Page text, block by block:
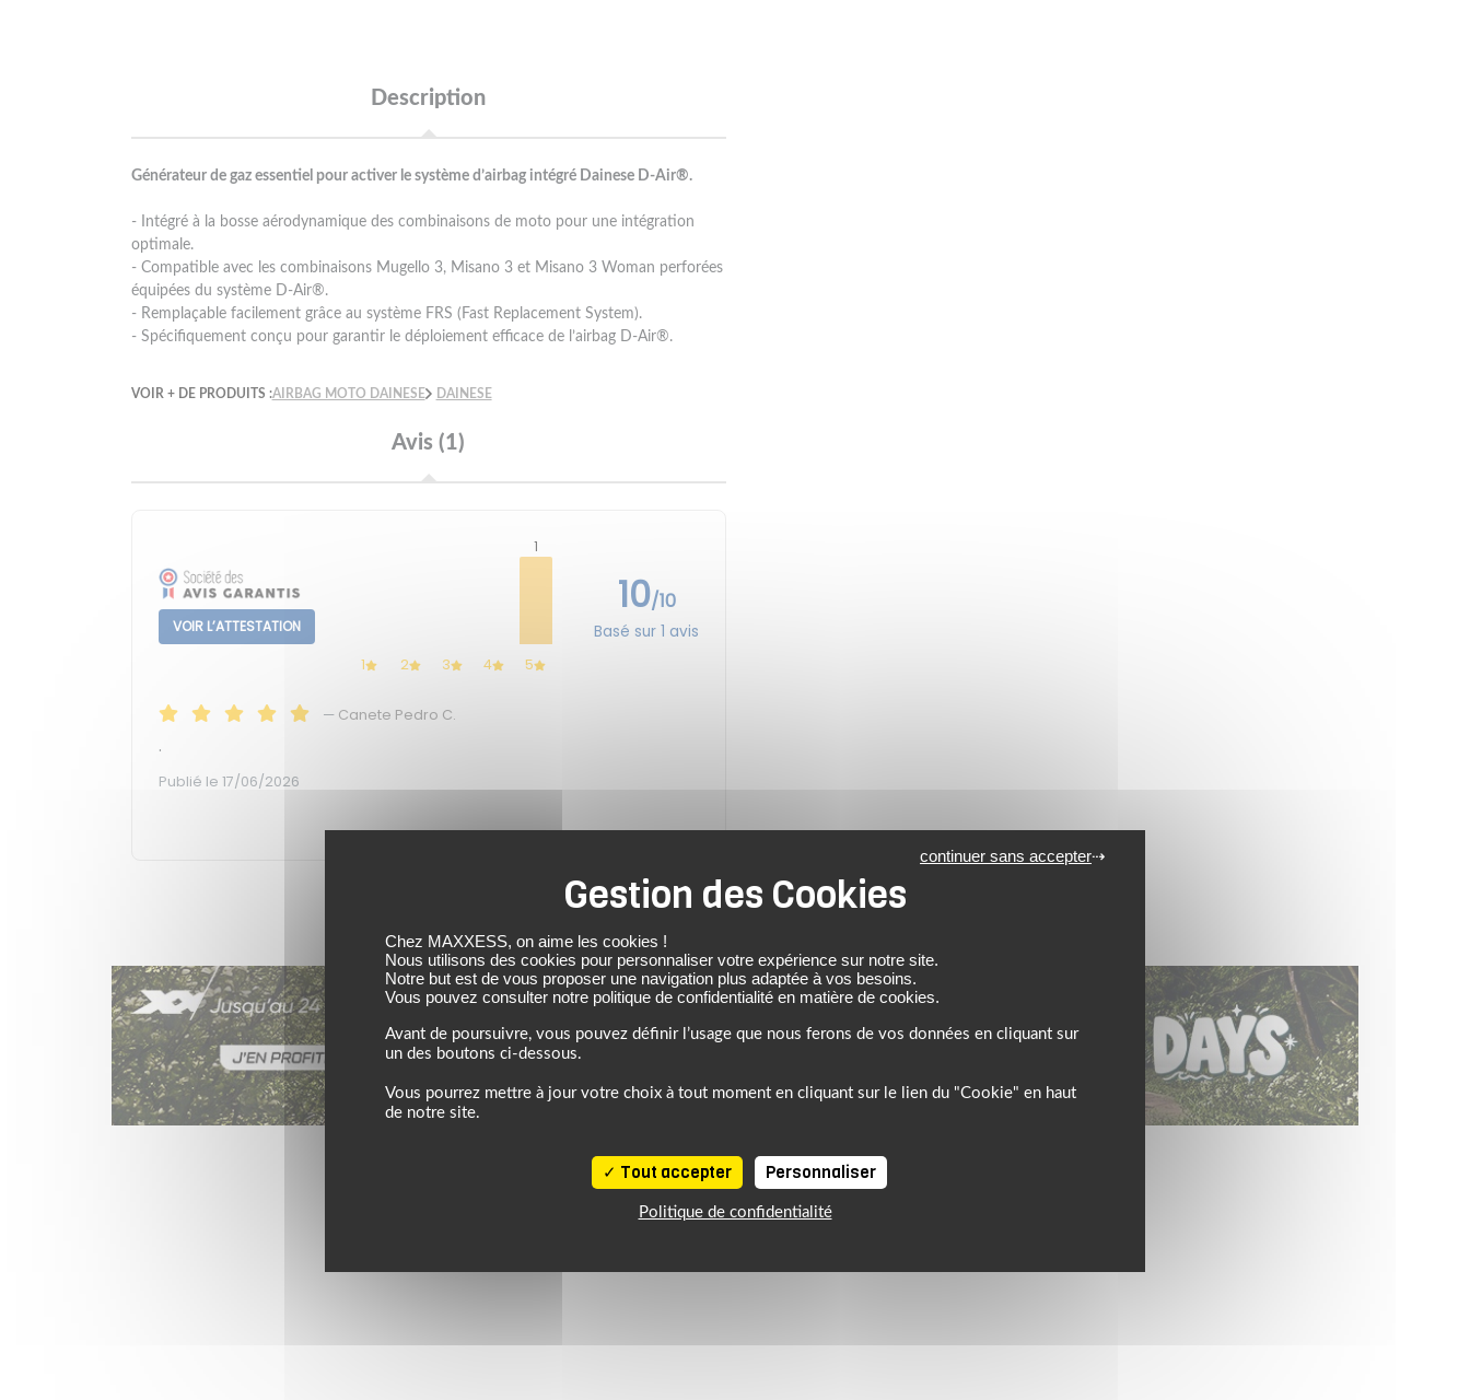
Description
Générateur de gaz essentiel pour activer le système d’airbag intégré Dainese D-Air®.
- Intégré à la bosse aérodynamique des combinaisons de moto pour une intégration
optimale.
- Compatible avec les combinaisons Mugello 3, Misano 3 et Misano 3 Woman perforées
équipées du système D-Air®.
- Remplaçable facilement grâce au système FRS (Fast Replacement System).
- Spécifiquement conçu pour garantir le déploiement efficace de l’airbag D-Air®.
VOIR + DE PRODUITS :AIRBAG MOTO DAINESE DAINESE
Avis (1)
VOIR L’ATTESTATION
1 2 3 4
1
5
10/10
Basé sur 1 avis
— Canete Pedro C.
.
Publié le 17/06/2026
Chez MAXXESS, on aime les cookies !
Nous utilisons des cookies pour personnaliser votre expérience sur notre site.
Notre but est de vous proposer une navigation plus adaptée à vos besoins.
Vous pouvez consulter notre politique de confidentialité en matière de cookies.
Avant de poursuivre, vous pouvez définir l’usage que nous ferons de vos données en cliquant sur
un des boutons ci-dessous.
Vous pourrez mettre à jour votre choix à tout moment en cliquant sur le lien du "Cookie" en haut
de notre site.
Tout accepter
continuer sans accepter
Personnaliser
Politique de confidentialité